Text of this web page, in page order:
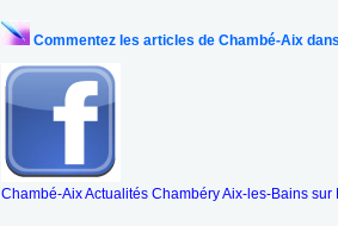
Commentez les articles de Chambé-Aix
Chambé-Aix Actualités Chambéry Aix-les-Bains sur